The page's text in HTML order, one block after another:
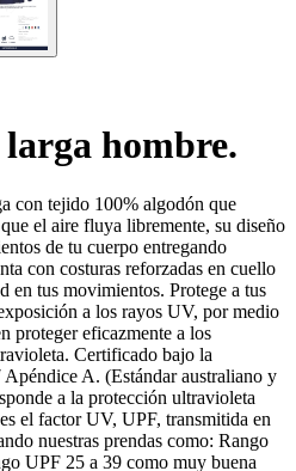
hombre.
con tejido 100% algodón que
el aire fluya libremente, su diseño
de tu cuerpo entregando
con costuras reforzadas en cuello
en tus movimientos. Protege a tus
a los rayos UV, por medio
proteger eficazmente a los
Certificado bajo la
A. (Estándar australiano y
a la protección ultravioleta
el factor UV, UPF, transmitida en
nuestras prendas como: Rango
UPF 25 a 39 como muy buena